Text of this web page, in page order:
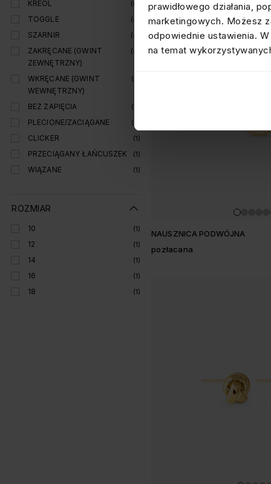
prawidłowego działania,
marketingowych. Możesz
odpowiednie ustawienia.
na temat
KREOL (6)
TOGGLE (4)
SZARNIR (4)
ZAKRĘCANE (GWINT
ZEWNĘTRZNY)
(4)
WKRĘCANE (GWINT
WEWNĘTRZNY)
(3)
BEZ ZAPIĘCIA (3)
PLECIONE/ZACIĄGANE (2)
CLICKER (1)
PRZECIĄGANY ŁAŃCUSZEK (1)
WIĄZANE (1)
ROZMIAR
10 (1)
12 (1)
14 (1)
16 (1)
18 (1)
NAUSZNICA PODWÓJNA
pozłacana